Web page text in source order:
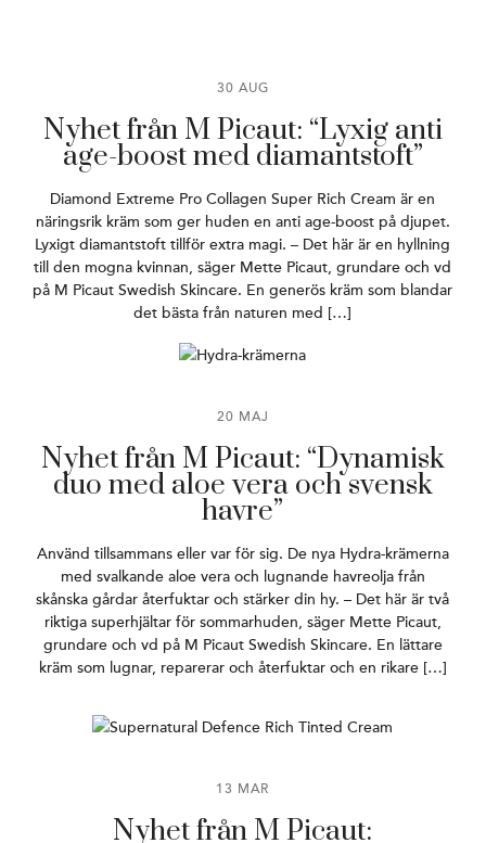
30 AUG
Nyhet från M Picaut: “Lyxig anti
age-boost med diamantstoft”
Diamond Extreme Pro Collagen Super Rich Cream är en
näringsrik kräm som ger huden en anti age-boost på djupet.
Lyxigt diamantstoft tillför extra magi. – Det här är en hyllning
till den mogna kvinnan, säger Mette Picaut, grundare och vd
på M Picaut Swedish Skincare. En generös kräm som blandar
det bästa från naturen med […]
20 MAJ
Nyhet från M Picaut: “Dynamisk
duo med aloe vera och svensk
havre”
Använd tillsammans eller var för sig. De nya Hydra-krämerna
med svalkande aloe vera och lugnande havreolja från
skånska gårdar återfuktar och stärker din hy. – Det här är två
riktiga superhjältar för sommarhuden, säger Mette Picaut,
grundare och vd på M Picaut Swedish Skincare. En lättare
kräm som lugnar, reparerar och återfuktar och en rikare […]
13 MAR
Nyhet från M Picaut: